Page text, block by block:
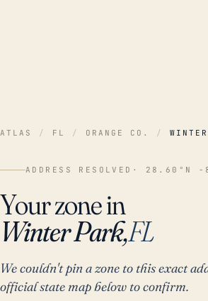
ATLAS / FL / ORANGE CO. /
ADDRESS RESOLVED · 28.60°N -
Your zone in
Winter Park,FL
We couldn't pin a zone to this exact
official state map below to confirm.